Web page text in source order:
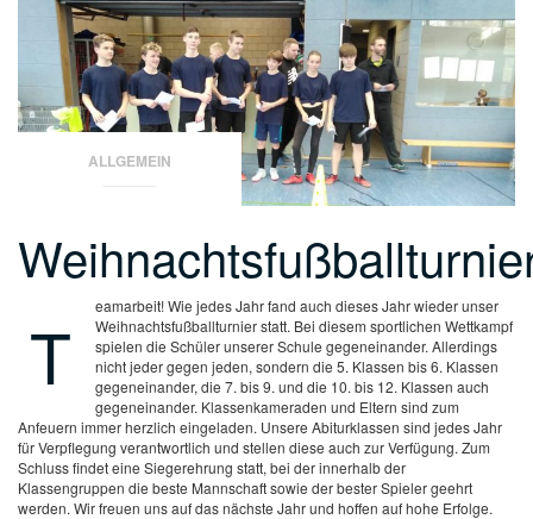
ALLGEMEIN
T
eamarbeit! Wie jedes Jahr fand auch dieses Jahr wieder unser
Weihnachtsfußballturnier statt. Bei diesem sportlichen Wettkampf
spielen die Schüler unserer Schule gegeneinander. Allerdings
nicht jeder gegen jeden, sondern die 5. Klassen bis 6. Klassen
gegeneinander, die 7. bis 9. und die 10. bis 12. Klassen auch
gegeneinander. Klassenkameraden und Eltern sind zum
Anfeuern immer herzlich eingeladen. Unsere Abiturklassen sind jedes Jahr
für Verpflegung verantwortlich und stellen diese auch zur Verfügung. Zum
Schluss findet eine Siegerehrung statt, bei der innerhalb der
Klassengruppen die beste Mannschaft sowie der bester Spieler geehrt
werden. Wir freuen uns auf das nächste Jahr und hoffen auf hohe Erfolge.